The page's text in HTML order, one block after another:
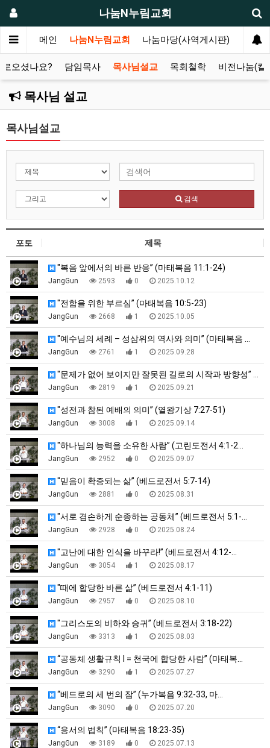
나눔N누림교회
메인 나눔N누림교회 나눔마당(사역게시판) 누림
로오셨나요? 담임목사 목사님설교 목회철학 비전나눔(칼
목사님 설교
목사님설교
검색
포토 제목
"복음 앞에서의 바른 반응” (마태복음 11:1-24)
JangGun 2593 0 2025.10.12
"전함을 위한 부르심” (마태복음 10:5-23)
JangGun 2668 1 2025.10.05
"예수님의 세례 – 성삼위의 역사와 의미” (마태복음 …
JangGun 2761 1 2025.09.28
"문제가 없어 보이지만 잘못된 길로의 시작과 방향성” …
JangGun 2819 1 2025.09.21
"성전과 참된 예배의 의미” (열왕기상 7:27-51)
JangGun 3008 1 2025.09.14
"하나님의 능력을 소유한 사람” (고린도전서 4:1-2…
JangGun 2952 0 2025.09.07
"믿음이 확증되는 삶” (베드로전서 5:7-14)
JangGun 2881 0 2025.08.31
"서로 겸손하게 순종하는 공동체” (베드로전서 5:1-…
JangGun 2928 0 2025.08.24
"고난에 대한 인식을 바꾸라!” (베드로전서 4:12-…
JangGun 3054 1 2025.08.17
"때에 합당한 바른 삶” (베드로전서 4:1-11)
JangGun 2957 0 2025.08.10
"그리스도의 비하와 승귀” (베드로전서 3:18-22)
JangGun 3313 1 2025.08.03
“공동체 생활규칙 I = 천국에 합당한 사람” (마태복…
JangGun 3290 1 2025.07.27
“베드로의 세 번의 잠” (누가복음 9:32-33, 마…
JangGun 3090 0 2025.07.20
“용서의 법칙” (마태복음 18:23-35)
JangGun 3189 0 2025.07.13